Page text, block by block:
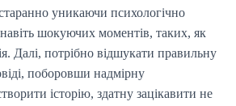
уникаючи психологічно
шокуючих моментів, таких, як
Далі, потрібно відшукати правильну
поборовши надмірну
історію, здатну зацікавити не